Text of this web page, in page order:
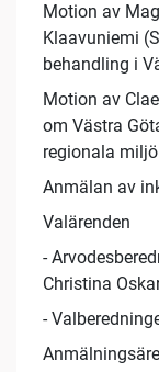
Motion av
Klaavuniemi
behandling i
Motion av
om Västra
regionala
Anmälan av
Valärenden
-
Christina
-